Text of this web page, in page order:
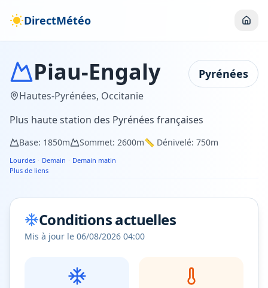
DirectMétéo
Piau-Engaly
Hautes-Pyrénées, Occitanie
Pyrénées
Plus haute station des Pyrénées françaises
Base: 1850m Sommet: 2600m📏 Dénivelé: 750m
Lourdes · Demain · Demain matin
Plus de liens
Conditions actuelles
Mis à jour le 06/08/2026 04:00